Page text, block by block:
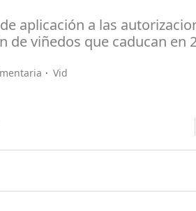
aplicación a las
de viñedos que caducan en
Vid